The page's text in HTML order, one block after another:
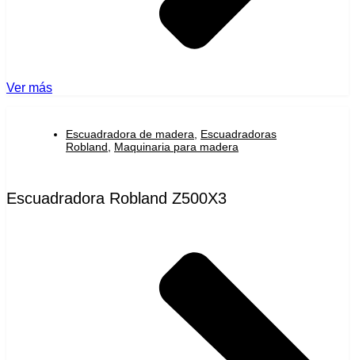
Ver más
Escuadradora de madera
Escuadradoras
Robland
Maquinaria para madera
Escuadradora Robland Z500X3